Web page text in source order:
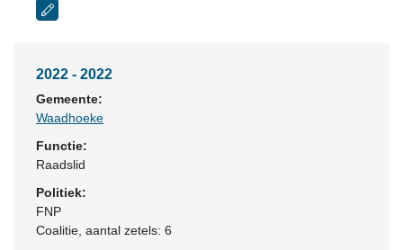
2022 - 2022
Gemeente:
Waadhoeke
Functie:
Raadslid
Politiek:
FNP
Coalitie , aantal zetels: 6